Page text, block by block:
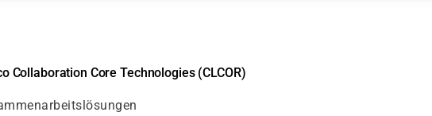
Collaboration Core Technologies (CLCOR)